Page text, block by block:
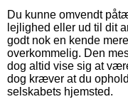
Du kunne omvendt
lejlighed eller ud til dit
godt nok en kende
overkommelig. Den
dog altid vise sig at
dog kræver at du
selskabets hjemsted.